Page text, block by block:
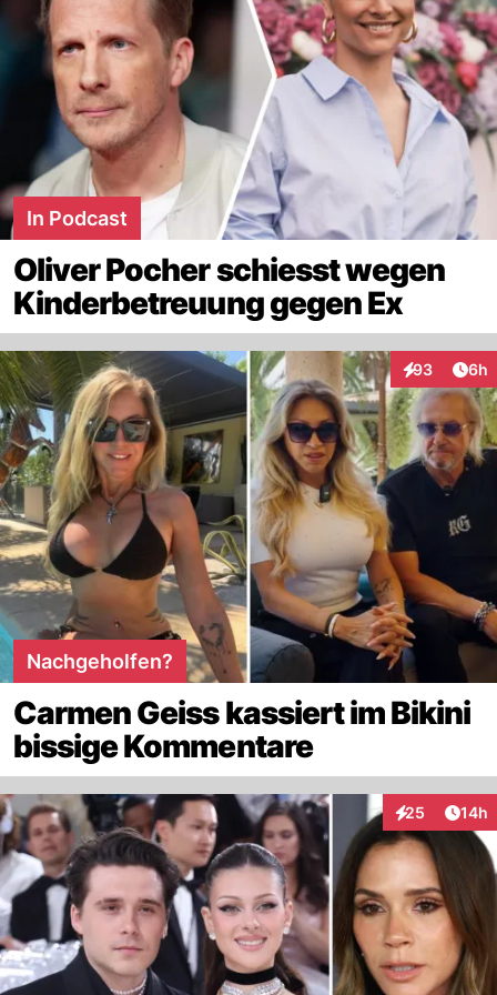
In Podcast
Oliver Pocher schiesst wegen
Kinderbetreuung gegen Ex
93
Interaktionen
6h
Nachgeholfen?
Carmen Geiss kassiert im Bikini
bissige Kommentare
25
Interaktionen
14h